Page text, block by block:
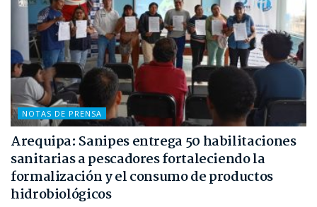
NOTAS DE PRENSA
Arequipa: Sanipes entrega 50 habilitaciones
sanitarias a pescadores fortaleciendo la
formalización y el consumo de productos
hidrobiológicos